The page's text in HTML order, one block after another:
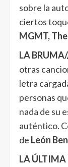
sobre la
ciertos
MGMT,
LA
otras
letra
personas
nada de su
auténtico.
de León
LA